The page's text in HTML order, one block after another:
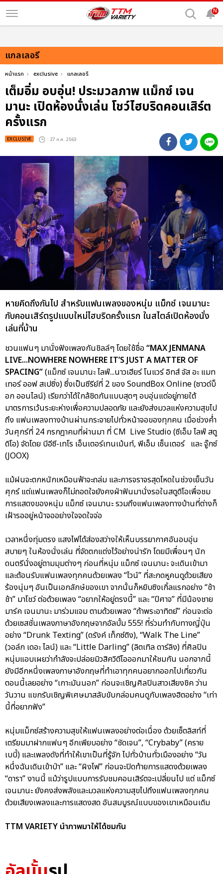
N
แกลเลอรี
หน้าแรก exclusive แกลเลอรี
เต็มอิ่ม อบอุ่น! ประมวลภาพ แม็กซ์ เจน
มานะ เปิดห้องนั่งเล่น โชว์ไฮบริดคอนเสิร์ต
ครั้งแรก
EXCLUSIVE : 27 ก.ค. 2563
หายคิดถึงกันไป สำหรับแฟนเพลงของหนุ่ม แม็กซ์ เจนมานะ
กับคอนเสิร์ตรูปแบบใหม่ไฮบริดครั้งแรก ในสไตล์เปิดห้องนั่ง
เล่นที่บ้าน
ชวนแฟนๆ มานั่งฟังเพลงกันชิลล์ๆ โดยใช้ชื่อ “MAX JENMANA
LIVE...NOWHERE NOWHERE IT’S JUST A MATTER OF
SPACING”(แม็กซ์ เจนมานะ ไลฟ์...นาวเฮียร์ โนแวร์ อิทส์ จัส อะ แมท
เทอร์ ออฟ สเปซิ่ง) ซึ่งเป็นซีรีย์ที่ 2 ของ SoundBox Online (ซาวด์บ็
อก ออนไลน์) เรียกว่าได้ใกล้ชิดกันแบบสุดๆ อบอุ่นแต่อยู่ภายใต้
มาตรการเว้นระยะห่างเพื่อความปลอดภัย และยังส่งมวลแห่งความสุขไป
ถึง แฟนเพลงทางบ้านผ่านกระจายไปทั่วหน้าจอของทุกคน เมื่อช่วงค่ำ
วันศุกร์ที่ 24 กรกฎาคมที่ผ่านมา ที่ CM Live Studio (ซีเอ็ม ไลฟ์ สตู
ดิโอ) จัดโดย บีอีซี-เทโร เอ็นเตอร์เทนเม้นท์, พีเอ็ม เซ็นเตอร์ และ จู๊กซ์
(JOOX)
แม้ฝนจะตกหนักเหมือนฟ้าจะถล่ม และการจราจรสุดโหดในช่วงเย็นวัน
ศุกร์ แต่แฟนเพลงก็ไม่ถอดใจยังคงฝ่าฟันมานั่งรอในสตูดิโอเพื่อชม
การแสดงของหนุ่ม แม็กซ์ เจนมานะ รวมถึงแฟนเพลงทางบ้านที่ต่างก็
เฝ้ารออยู่หน้าจออย่างใจจดใจจ่อ
เวลาหนึ่งทุ่มตรง แสงไฟได้ส่องสว่างให้เห็นบรรยากาศอันอบอุ่น
สบายๆ ในห้องนั่งเล่น ที่จัดตกแต่งไว้อย่างน่ารัก โดยมีเพื่อนๆ นัก
ดนตรีนั่งอยู่ตามมุมต่างๆ ก่อนที่หนุ่ม แม็กซ์ เจนมานะ จะเดินเข้ามา
และต้อนรับแฟนเพลงทุกคนด้วยเพลง “ไวน์” ที่สะกดหูคนดูด้วยเสียง
ร้องนุ่มๆ อันเป็นเอกลักษ์ของเขา จากนั้นก็หยิบซิงเกิ้ลแรกอย่าง “ช้า
ช้า” มาโชว์ ต่อด้วยเพลง “อยากให้อยู่ตรงนี้” และ “ปีศาจ” ที่มีน้องชาย
มาร์ค เจนมานะ มาร่วมแจม ตามด้วยเพลง “ถ้าพระอาทิตย์” ก่อนจะต่อ
ด้วยเซสชั่นเพลงภาษาอังกฤษจากอัลบั้ม 555! ที่ร่วมทำกับทางญี่ปุ่น
อย่าง “Drunk Texting” (ดรังค์ เท็กซ์ติง), “Walk The Line”
(วอล์ก เดอะ ไลน์) และ “Little Darling” (ลิตเทิล ดาร์ลิง) ที่ศิลปิน
หนุ่มแอบเผยว่ากำลังจะปล่อยมิวสิควิดีโอออกมาให้ชมกัน นอกจากนี้
ยังมีอีกหนึ่งเพลงภาษาอังกฤษที่ทำเอาทุกคนอยากออกไปเที่ยวกัน
ตอนนี้เลยอย่าง “เกาะมันนอก” ก่อนจะเชิญศิลปินสาวเสียงชิค ว่าน
วันวาน แขกรับเชิญพิเศษมาสลับขับกล่อมคนดูกับเพลงฮิตอย่าง “เท่า
นี้ที่อยากฟัง”
หนุ่มแม็กซ์สร้างความสุขให้แฟนเพลงอย่างต่อเนื่อง ด้วยเซ็ตลิสท์ที่
เตรียมมาฝากแฟนๆ อีกเพียบอย่าง “ชัดเจน”, “Crybaby” (คราย
เบบี้) และเพลงดังที่ทำให้เขาเป็นที่รู้จัก ไปทั่วบ้านทั่วเมืองอย่าง “วัน
หนึ่งฉันเดินเข้าป่า” และ “ผิงไฟ” ก่อนจะปิดท้ายการแสดงด้วยเพลง
“ดารา” งานนี้ แม้ว่ารูปแบบการรับชมคอนเสิร์ตจะเปลี่ยนไป แต่ แม็กซ์
เจนมานะ ยังคงส่งพลังและมวลแห่งความสุขไปถึงแฟนเพลงทุกคน
ด้วยเสียงเพลงและการแสดงสด อันสมบูรณ์แบบของเขาเหมือนเดิม
TTM VARIETY นำภาพมาให้ได้ชมกัน